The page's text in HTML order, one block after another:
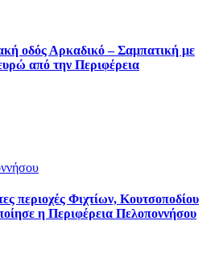
οδός Αρκαδικό – Σαμπατική με
από την Περιφέρεια
περιοχές Φιχτίων, Κουτσοποδίου
η Περιφέρεια Πελοποννήσου